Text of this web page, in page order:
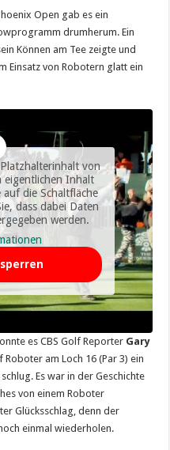
Open gab es ein
drumherum. Ein
Können am Tee zeigte und
Einsatz von Robotern glatt ein
von
eigentlichen Inhalt
auf die Schaltfläche
dass dabei Daten
werden.
es CBS Golf Reporter Gary
am Loch 16 (Par 3) ein
Es war in der Geschichte
von einem Roboter
Glücksschlag, denn der
einmal wiederholen.